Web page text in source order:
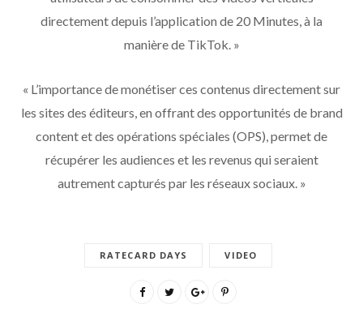
directement depuis l’application de 20 Minutes, à la
manière de TikTok. »
« L’importance de monétiser ces contenus directement sur
les sites des éditeurs, en offrant des opportunités de brand
content et des opérations spéciales (OPS), permet de
récupérer les audiences et les revenus qui seraient
autrement capturés par les réseaux sociaux. »
RATECARD DAYS VIDEO